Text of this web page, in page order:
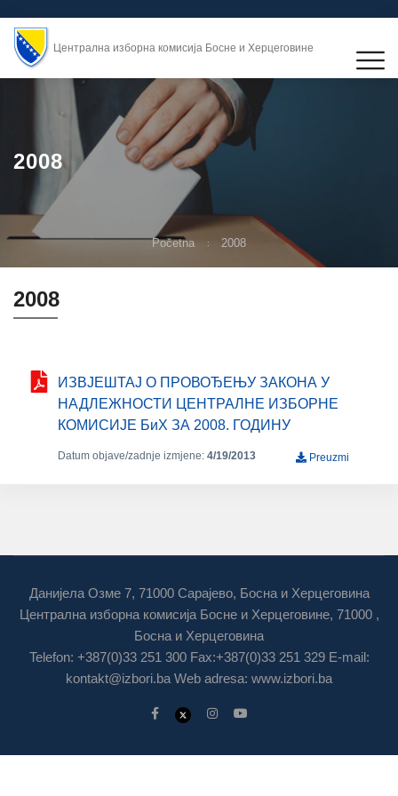
Централна изборна комисија Босне и Херцеговине
2008
Početna 2008
2008
ИЗВЈЕШТАЈ О ПРОВОЂЕЊУ ЗАКОНА У
НАДЛЕЖНОСТИ ЦЕНТРАЛНЕ ИЗБОРНЕ
КОМИСИЈЕ БиХ ЗА 2008. ГОДИНУ
Datum objave/zadnje izmjene: 4/19/2013 Preuzmi
Данијела Озме 7, 71000 Сарајево, Босна и Херцеговина
Централна изборна комисија Босне и Херцеговине, 71000 ,
Босна и Херцеговина
Telefon: +387(0)33 251 300 Fax:+387(0)33 251 329 E-mail:
kontakt@izbori.ba Web adresa: www.izbori.ba